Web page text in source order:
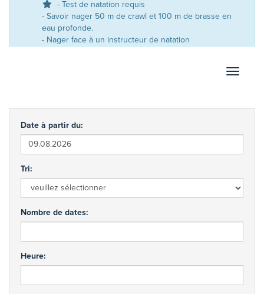
- Test de natation requis
- Savoir nager 50 m de crawl et 100 m de brasse en
eau profonde.
- Nager face à un instructeur de natation
Date à partir du:
Tri:
Nombre de dates:
Heure: